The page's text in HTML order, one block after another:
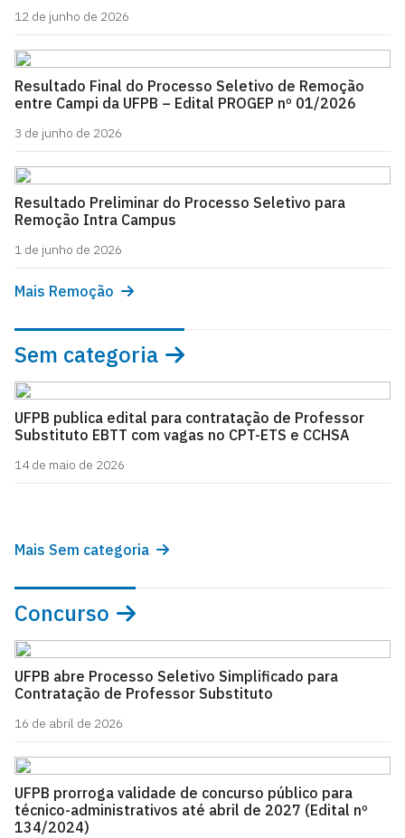
12 de junho de 2026
Resultado Final do Processo Seletivo de Remoção
entre Campi da UFPB – Edital PROGEP nº 01/2026
3 de junho de 2026
Resultado Preliminar do Processo Seletivo para
Remoção Intra Campus
1 de junho de 2026
Mais Remoção
Sem categoria
UFPB publica edital para contratação de Professor
Substituto EBTT com vagas no CPT-ETS e CCHSA
14 de maio de 2026
Mais Sem categoria
Concurso
UFPB abre Processo Seletivo Simplificado para
Contratação de Professor Substituto
16 de abril de 2026
UFPB prorroga validade de concurso público para
técnico-administrativos até abril de 2027 (Edital nº
134/2024)